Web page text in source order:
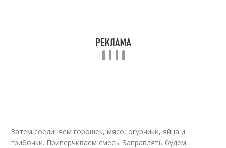
Затем соединяем горошек, мясо, огурчики, яйца и
грибочки. Приперчиваем смесь. Заправлять будем